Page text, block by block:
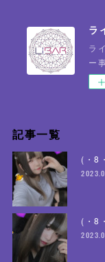
ラ
ラ
ー
記事一覧
(・8
(・8